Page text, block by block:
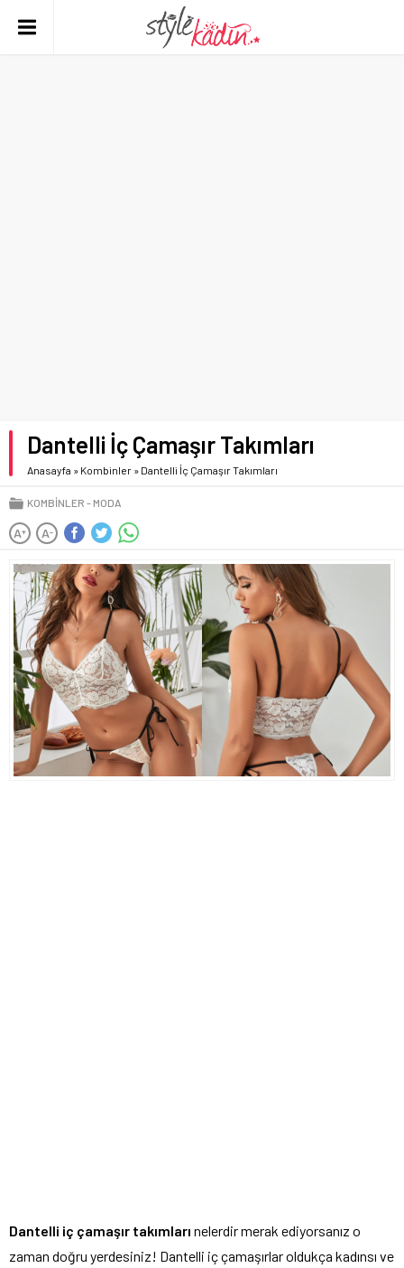
Dantelli İç Çamaşır Takımları
Anasayfa » Kombinler » Dantelli İç Çamaşır Takımları
KOMBINLER MODA
A+ A-
Dantelli iç çamaşır takımları nelerdir merak ediyorsanız o
zaman doğru yerdesiniz! Dantelli iç çamaşırlar oldukça kadınsı ve